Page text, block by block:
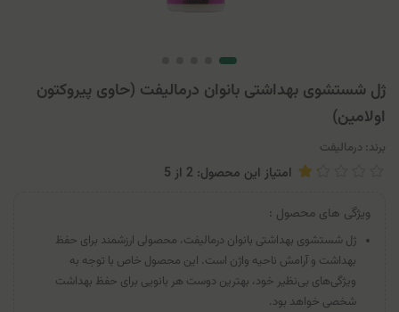
ژل شستشوی بهداشتی بانوان درمالیفت (حاوی پیروکتون
اولامین)
برند: درمالیفت
امتیاز این محصول: 2 از 5
ویژگی های محصول :
ژل شستشوی بهداشتی بانوان درمالیفت، محصولی ارزشمند برای حفظ
بهداشت و آرامش ناحیه واژن است. این محصول خاص با توجه به
ویژگی‌های بی‌نظیر خود، بهترین دوست هر بانویی برای حفظ بهداشت
شخصی خواهد بود.